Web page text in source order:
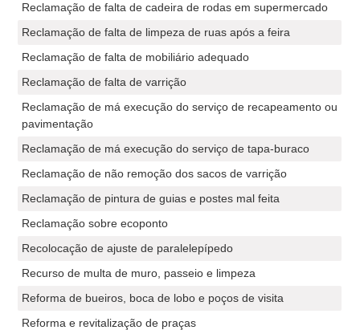
Reclamação de falta de cadeira de rodas em supermercado
Reclamação de falta de limpeza de ruas após a feira
Reclamação de falta de mobiliário adequado
Reclamação de falta de varrição
Reclamação de má execução do serviço de recapeamento ou
pavimentação
Reclamação de má execução do serviço de tapa-buraco
Reclamação de não remoção dos sacos de varrição
Reclamação de pintura de guias e postes mal feita
Reclamação sobre ecoponto
Recolocação de ajuste de paralelepípedo
Recurso de multa de muro, passeio e limpeza
Reforma de bueiros, boca de lobo e poços de visita
Reforma e revitalização de praças